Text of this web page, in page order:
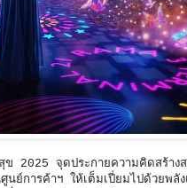
2025 จุดประกายความคิดสร้าง
นย์การค้าฯ ให้เต็มเปี่ยมไปด้วยพ